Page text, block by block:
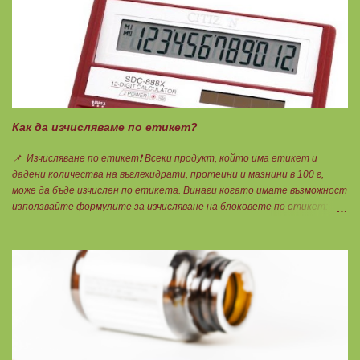
Как да изчисляваме по етикет?
📌 Изчисляване по етикет❗ Всеки продукт, който има етикет и
дадени количества на въглехидрати, протеини и мазнини в 100 г,
може да бъде изчислен по етикета. Винаги когато имате възможност
използвайте формулите за изчисляване на блоковете по етикет:
въглехидрати в 100 г = количеството въглехидрати за 1 блок.
Мазнини: 150 : количеството мазнини в 100 г продукт = мазнините за